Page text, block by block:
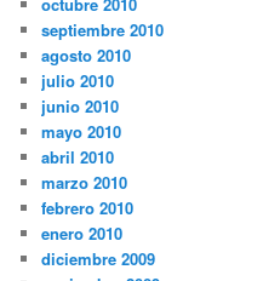
septiembre 2010
agosto 2010
julio 2010
junio 2010
mayo 2010
abril 2010
marzo 2010
febrero 2010
enero 2010
diciembre 2009